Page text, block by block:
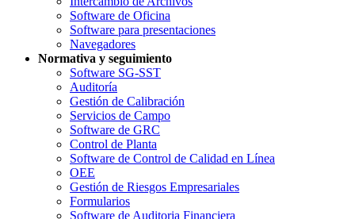
Software de Oficina
Software para presentaciones
Navegadores
Normativa y seguimiento
Software SG-SST
Auditoría
Gestión de Calibración
Servicios de Campo
Software de GRC
Control de Planta
Software de Control de Calidad en Línea
OEE
Gestión de Riesgos Empresariales
Formularios
Software de Auditoria Financiera